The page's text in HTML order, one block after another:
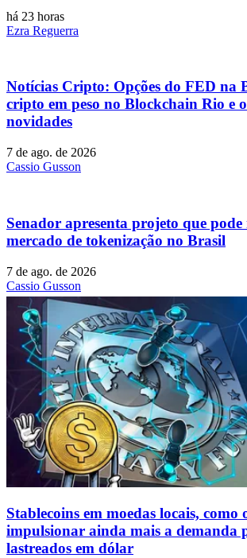
há 23 horas
Ezra Reguerra
Notícias Cripto: Opções do FED na
cripto em peso no Blockchain Rio e
novidades
7 de ago. de 2026
Cassio Gusson
Senador apresenta projeto que
mercado de tokenização no Brasil
7 de ago. de 2026
Cassio Gusson
Stablecoins ​​em moedas locais, como
impulsionar ainda mais a demanda
lastreados em dólar